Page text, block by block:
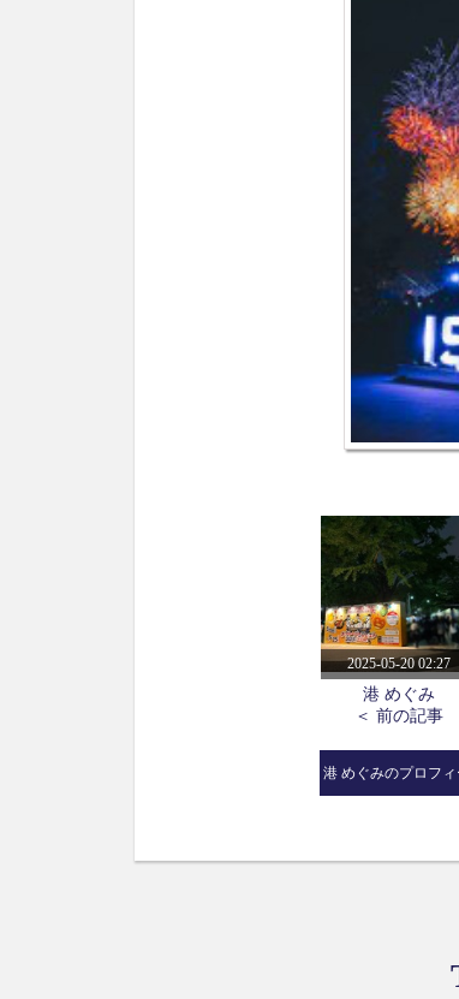
2025-05-20 02:27
港 めぐみ
＜ 前の記事
港 めぐみのプロフ